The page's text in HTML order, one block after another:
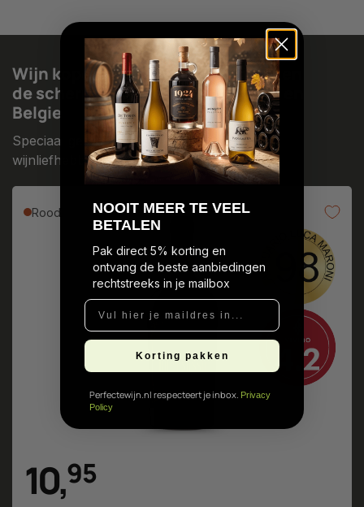
Wijn kopen bij PerfecteWijn.nl tegen
de scherpste prijzen in Nederland en
Belgie
Speciaal geselecteerd voor de echte
wijnliefhebber
Rood
10,95
NOOIT MEER TE VEEL
BETALEN
Pak direct 5% korting en
ontvang de beste aanbiedingen
rechtstreeks in je mailbox
Vul hier je maildres in...
Korting pakken
Perfectewijn.nl respecteert je inbox. Privacy
Policy